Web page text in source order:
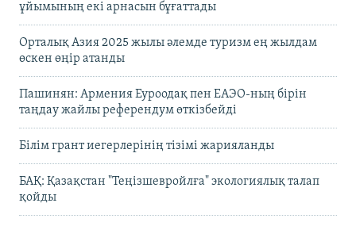
ұйымының екі арнасын бұғаттады
Орталық Азия 2025 жылы әлемде туризм ең жылдам
өскен өңір атанды
Пашинян: Армения Еуроодақ пен ЕАЭО-ның бірін
таңдау жайлы референдум өткізбейді
Білім грант иегерлерінің тізімі жарияланды
БАҚ: Қазақстан "Теңізшевройлға" экологиялық талап
қойды